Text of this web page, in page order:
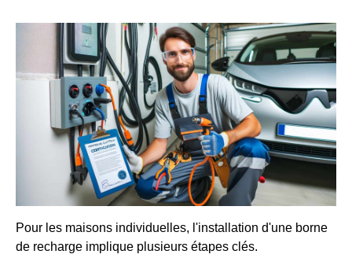
Pour les maisons individuelles, l'installation d'une borne
de recharge implique plusieurs étapes clés.